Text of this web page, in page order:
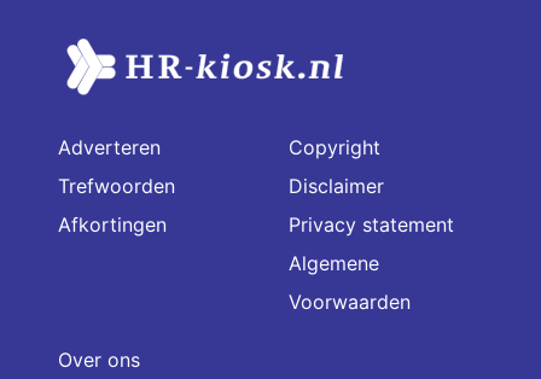
Adverteren
Trefwoorden
Afkortingen
Copyright
Disclaimer
Privacy statement
Algemene
Voorwaarden
Over ons